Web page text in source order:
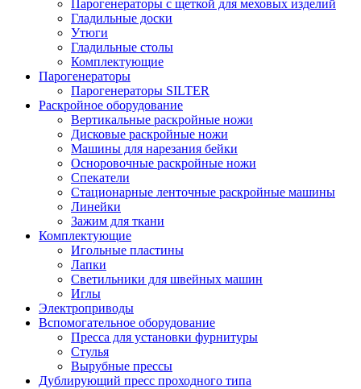
Парогенераторы с щеткой для меховых изделий
Гладильные доски
Утюги
Гладильные столы
Комплектующие
Парогенераторы
Парогенераторы SILTER
Раскройное оборудование
Вертикальные раскройные ножи
Дисковые раскройные ножи
Машины для нарезания бейки
Осноровочные раскройные ножи
Спекатели
Стационарные ленточные раскройные машины
Линейки
Зажим для ткани
Комплектующие
Игольные пластины
Лапки
Светильники для швейных машин
Иглы
Электроприводы
Вспомогательное оборудование
Пресса для установки фурнитуры
Стулья
Вырубные прессы
Дублирующий пресс проходного типа